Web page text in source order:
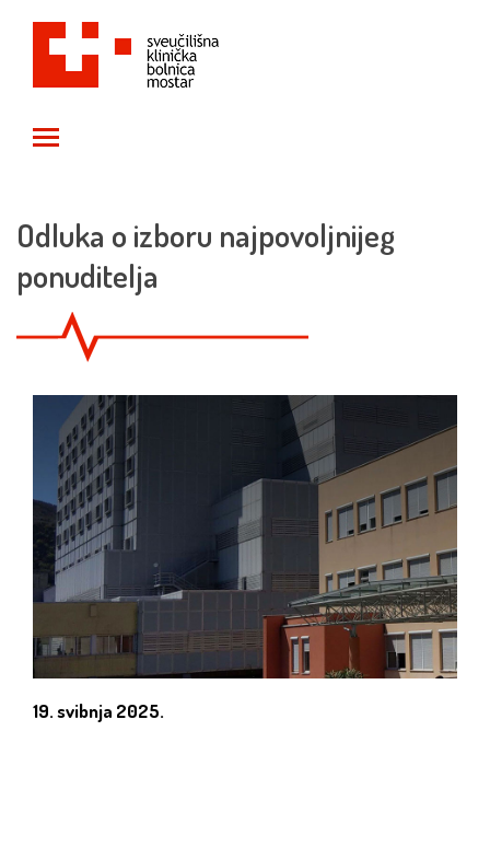
Odluka o izboru najpovoljnijeg
ponuditelja
19. svibnja 2025.